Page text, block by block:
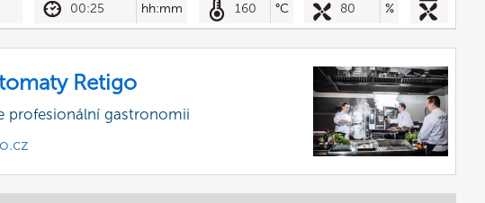
00:25 hh:mm 160 °C 80 %
Retigo
profesionální gastronomii